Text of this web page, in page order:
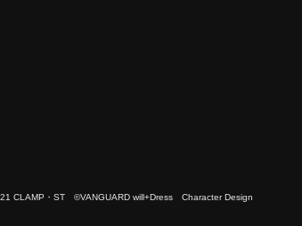
CLAMP・ST ©VANGUARD will+Dress Character Design